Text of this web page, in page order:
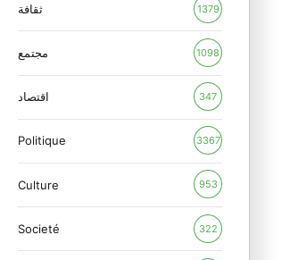
ثقافة 1379
مجتمع 1098
اقتصاد 347
Politique 3367
Culture 953
Societé 322